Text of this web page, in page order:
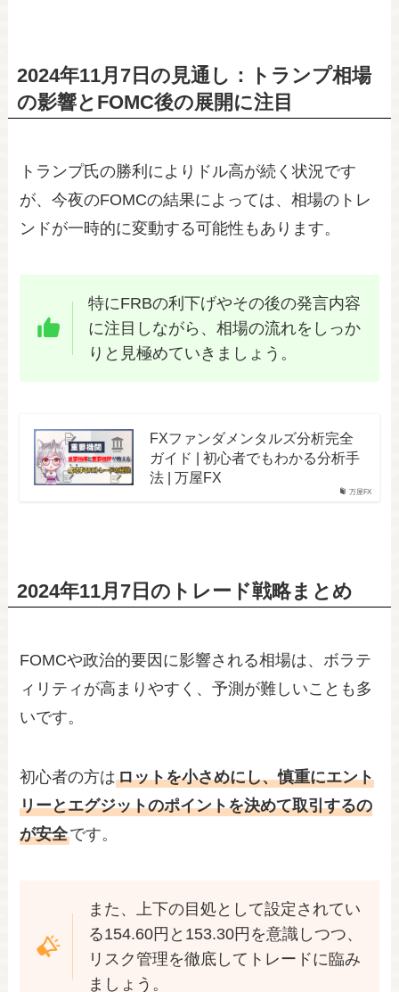
2024年11月7日の見通し：トランプ相場
の影響とFOMC後の展開に注目
トランプ氏の勝利によりドル高が続く状況です
が、今夜のFOMCの結果によっては、相場のトレ
ンドが一時的に変動する可能性もあります。
特にFRBの利下げやその後の発言内容
に注目しながら、相場の流れをしっか
りと見極めていきましょう。
万屋FX
FXファンダメンタルズ分析完全
ガイド | 初心者でもわかる分析手
法 | 万屋FX
2024年11月7日のトレード戦略まとめ
FOMCや政治的要因に影響される相場は、ボラテ
ィリティが高まりやすく、予測が難しいことも多
いです。
初心者の方はロットを小さめにし、慎重にエント
リーとエグジットのポイントを決めて取引するの
が安全です。
また、上下の目処として設定されてい
る154.60円と153.30円を意識しつつ、
リスク管理を徹底してトレードに臨み
ましょう。